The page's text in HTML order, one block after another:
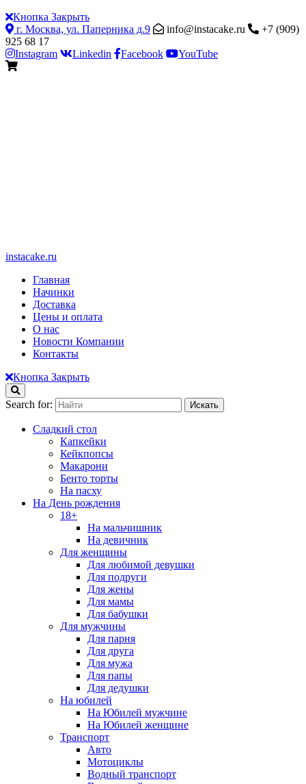
Кнопка Закрыть
г. Москва, ул. Паперника д.9
info@instacake.ru
+7 (909)
925 68 17
Instagram
Linkedin Facebook YouTube
instacake.ru
Главная
Начинки
Доставка
Цены и оплата
О нас
Новости Компании
Контакты
Кнопка Закрыть
Search for:
Сладкий стол
Капкейки
Кейкпопсы
Макарони
Бенто торты
На пасху
На День рождения
18+
На мальчишник
На девичник
Для женщины
Для любимой девушки
Для подруги
Для жены
Для мамы
Для бабушки
Для мужчины
Для парня
Для друга
Для мужа
Для папы
Для дедушки
На юбилей
На Юбилей мужчине
На Юбилей женщине
Транспорт
Авто
Мотоциклы
Водный транспорт